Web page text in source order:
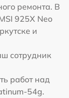
ремонта. В
925X Neo
и
сотрудник
работ над
54g.